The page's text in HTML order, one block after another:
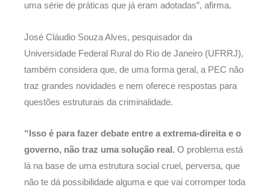
uma série de práticas que já eram adotadas”, afirma.
José Cláudio Souza Alves, pesquisador da
Universidade Federal Rural do Rio de Janeiro (UFRRJ),
também considera que, de uma forma geral, a PEC não
traz grandes novidades e nem oferece respostas para
questões estruturais da criminalidade.
“Isso é para fazer debate entre a extrema-direita e o
governo, não traz uma solução real. O problema está
lá na base de uma estrutura social cruel, perversa, que
não te dá possibilidade alguma e que vai corromper toda